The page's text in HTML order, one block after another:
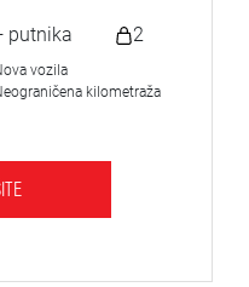
putnika 2
vozila
kilometraža